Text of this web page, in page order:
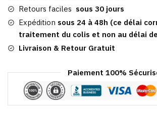
Blinders
Conakry
Retours faciles sous 30 jours
Expédition sous 24 à 48h (ce délai
traitement du colis et non au délai
Livraison & Retour Gratuit
Paiement 100%